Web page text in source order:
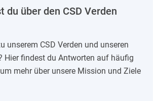
du über den CSD Verden
unserem CSD Verden und unseren
Hier findest du Antworten auf häufig
mehr über unsere Mission und Ziele